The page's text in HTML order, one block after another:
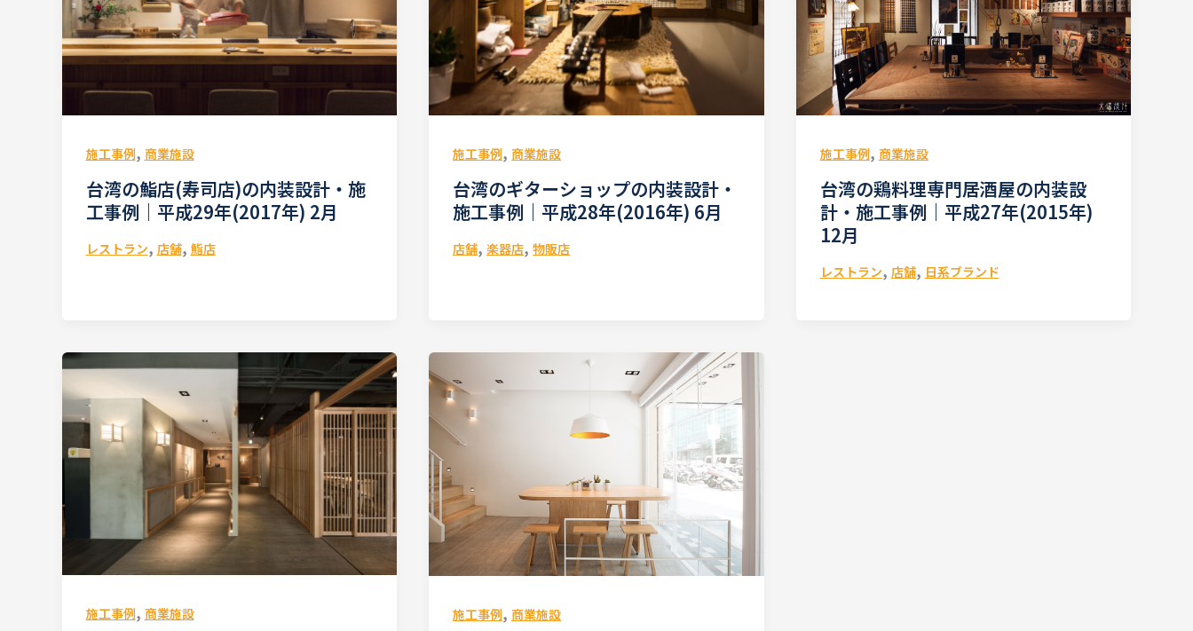
施工事例, 商業施設
台湾の鮨店(寿司店)の内装設計・施
工事例｜平成29年(2017年) 2月
レストラン, 店舗, 鮨店
施工事例, 商業施設
台湾のギターショップの内装設計・
施工事例｜平成28年(2016年) 6月
店舗,楽器店,物販店
施工事例, 商業施設
台湾の鶏料理専門居酒屋の内装設
計・施工事例｜平成27年(2015年)
12月
レストラン, 店舗, 日系ブランド
施工事例, 商業施設 施工事例, 商業施設